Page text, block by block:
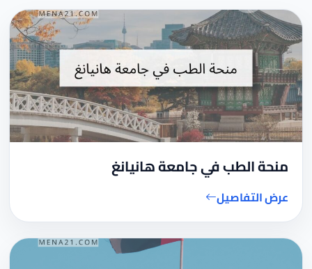
منحة الطب في جامعة هانيانغ
عرض التفاصيل